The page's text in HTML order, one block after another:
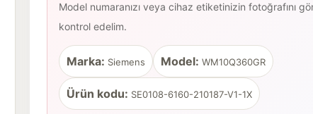
Model numaranızı veya cihaz etiketinizin fotoğrafını
kontrol edelim.
Marka: Siemens Model: WM10Q360GR
Ürün kodu: SE0108-6160-210187-V1-1X